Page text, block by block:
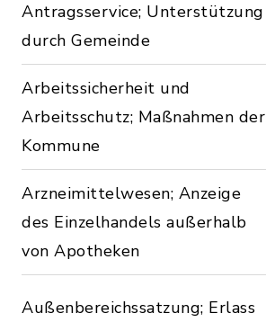
Antragsservice; Unterstützung
durch Gemeinde
Arbeitssicherheit und
Arbeitsschutz; Maßnahmen der
Kommune
Arzneimittelwesen; Anzeige
des Einzelhandels außerhalb
von Apotheken
Außenbereichssatzung; Erlass